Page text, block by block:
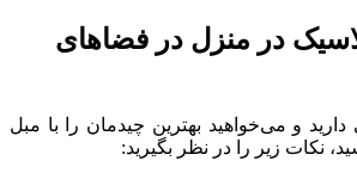
در منزل در فضاهای
و می‌خواهید بهترین چیدمان را با مبل
نکات زیر را در نظر بگیرید: